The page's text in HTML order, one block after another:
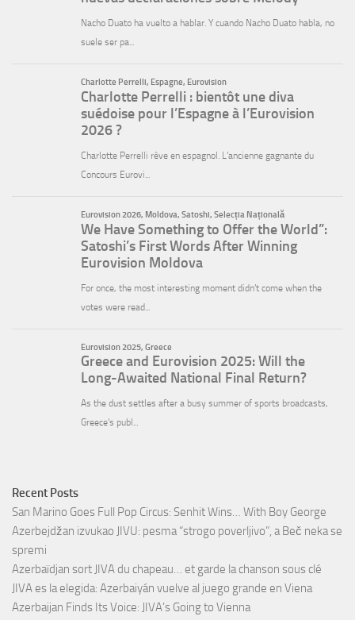
Recent Posts
San Marino Goes Full Pop Circus: Senhit Wins… With Boy George
Azerbejdžan izvukao JIVU: pesma “strogo poverljivo”, a Beč neka se
spremi
Azerbaïdjan sort JIVA du chapeau… et garde la chanson sous clé
JIVA es la elegida: Azerbaiyán vuelve al juego grande en Viena
Azerbaijan Finds Its Voice: JIVA’s Going to Vienna